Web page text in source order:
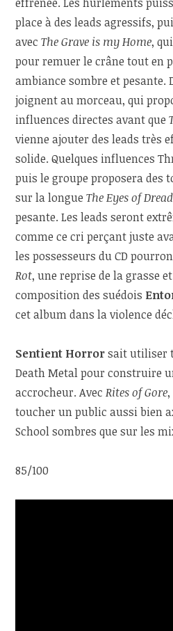
place à des leads agressifs,
avecThe Grave is my Home,
pour remuer le crâne tout en
ambiance sombre et pesante.
joignent au morceau, qui
influences directes avant que
vienne ajouter des leads très
solide. Quelques influences
puis le groupe proposera des
sur la longueThe Eyes of Dread
pesante. Les leads seront
comme ce cri perçant juste
les possesseurs du CD
Rot, une reprise de la grasse
composition des suédois
cet album dans la violence
Sentient Horrorsait utiliser
Death Metal pour construire
accrocheur. AvecRites of Gore
toucher un public aussi bien
School sombres que sur les
85/100